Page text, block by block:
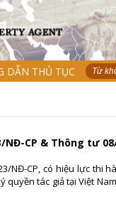
DẪN THỦ TỤC
CP & Thông tư 08/
NĐ-CP, có hiệu lực thi
quyền tác giả tại Việt